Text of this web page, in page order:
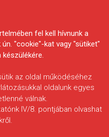
versenyzői
fel kell hívnunk a
"cookie"-kat vagy "sütiket"
az oldal működéséhez
oldalunk egyes
válnak.
IV/8. pontjában olvashat